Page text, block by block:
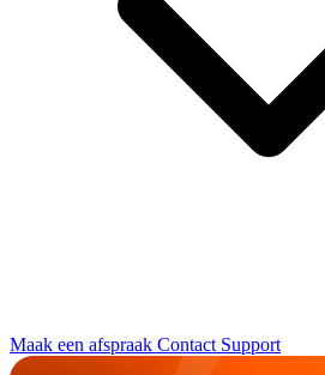
Maak een afspraak Contact Support